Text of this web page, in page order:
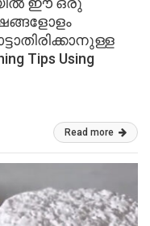
Tips Using
Read more